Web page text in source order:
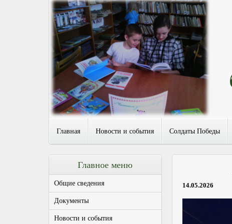
Главная Новости и события Солдаты Победы
14.05.2026
Главное меню
Общие сведения
Документы
Новости и события